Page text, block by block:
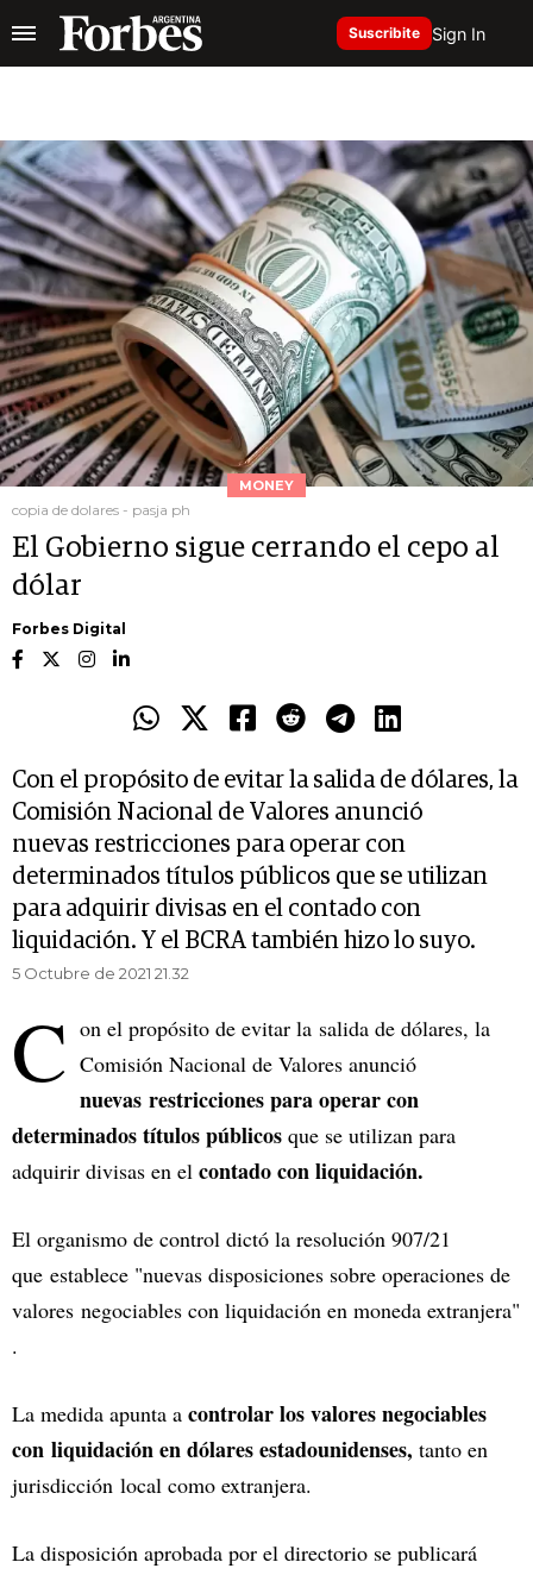
Suscribite Sign In
MONEY
copia de dolares - pasja ph
El Gobierno sigue cerrando el cepo al
dólar
Forbes Digital
Con el propósito de evitar la salida de dólares, la
Comisión Nacional de Valores anunció
nuevas restricciones para operar con
determinados títulos públicos que se utilizan
para adquirir divisas en el contado con
liquidación. Y el BCRA también hizo lo suyo.
5 Octubre de 2021 21.32
C on el propósito de evitar la salida de dólares, la
Comisión Nacional de Valores anunció
nuevas restricciones para operar con
determinados títulos públicos que se utilizan para
adquirir divisas en el contado con liquidación.
El organismo de control dictó la resolución 907/21
que establece "nuevas disposiciones sobre operaciones de
valores negociables con liquidación en moneda extranjera"
.
La medida apunta a controlar los valores negociables
con liquidación en dólares estadounidenses, tanto en
jurisdicción local como extranjera.
La disposición aprobada por el directorio se publicará